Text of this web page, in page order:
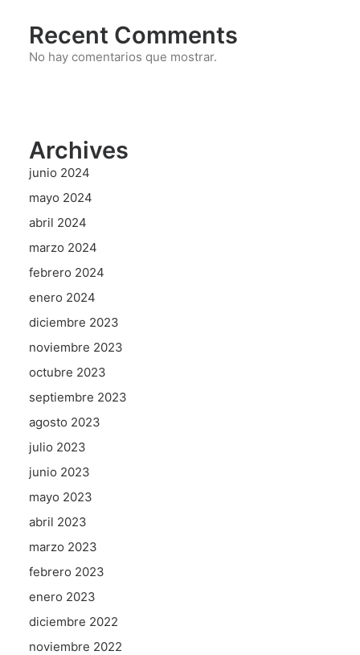
Recent Comments
No hay comentarios que mostrar.
Archives
junio 2024
mayo 2024
abril 2024
marzo 2024
febrero 2024
enero 2024
diciembre 2023
noviembre 2023
octubre 2023
septiembre 2023
agosto 2023
julio 2023
junio 2023
mayo 2023
abril 2023
marzo 2023
febrero 2023
enero 2023
diciembre 2022
noviembre 2022